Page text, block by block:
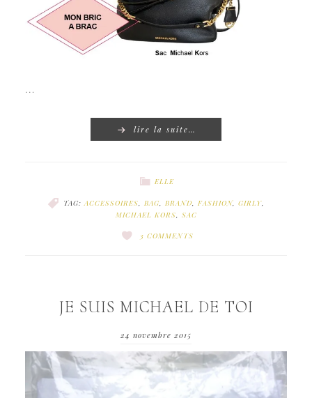
…
lire la suite…
ELLE
TAG:ACCESSOIRES, BAG, BRAND, FASHION, GIRLY,
MICHAEL KORS, SAC
3 COMMENTS
JE SUIS MICHAEL DE TOI
24 novembre 2015